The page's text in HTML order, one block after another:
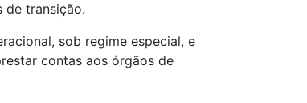
de transição.
sob regime especial, e
contas aos órgãos de